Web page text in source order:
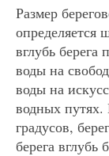
Размер
определяется
вглубь
воды на
воды на
водных
градусов,
берега вглубь